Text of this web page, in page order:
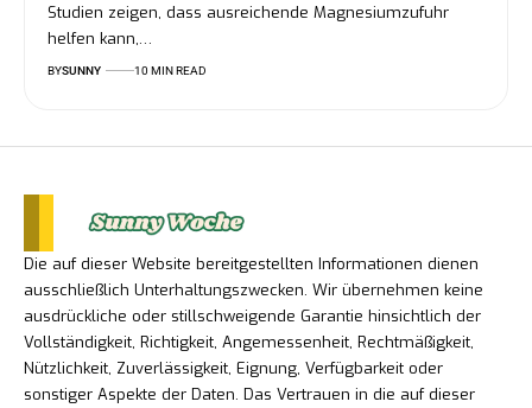
Studien zeigen, dass ausreichende Magnesiumzufuhr
helfen kann,…
BYSUNNY 10 MIN READ
Die auf dieser Website bereitgestellten Informationen dienen
ausschließlich Unterhaltungszwecken. Wir übernehmen keine
ausdrückliche oder stillschweigende Garantie hinsichtlich der
Vollständigkeit, Richtigkeit, Angemessenheit, Rechtmäßigkeit,
Nützlichkeit, Zuverlässigkeit, Eignung, Verfügbarkeit oder
sonstiger Aspekte der Daten. Das Vertrauen in die auf dieser